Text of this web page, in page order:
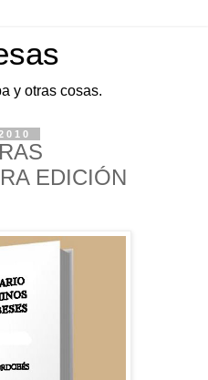
y otras cosas.
EDICIÓN